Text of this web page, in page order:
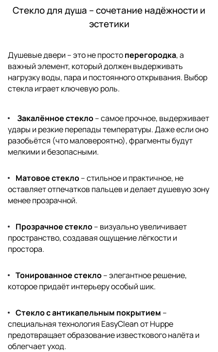
Стекло для душа – сочетание надёжности и
эстетики
Душевые двери – это не простоперегородка, а
важный элемент, который должен выдерживать
нагрузку воды, пара и постоянного открывания. Выбор
стекла играет ключевую роль.
Закалённое стекло– самое прочное, выдерживает
удары и резкие перепады температуры. Даже если оно
разобьётся (что маловероятно), фрагменты будут
мелкими и безопасными.
Матовое стекло– стильное и практичное, не
оставляет отпечатков пальцев и делает душевую зону
менее прозрачной.
Прозрачное стекло– визуально увеличивает
пространство, создавая ощущение лёгкости и
простора.
Тонированное стекло– элегантное решение,
которое придаёт интерьеру особый шик.
Стекло с антикапельным покрытием –
специальная технология EasyClean от Huppe
предотвращает образование известкового налёта и
облегчает уход.